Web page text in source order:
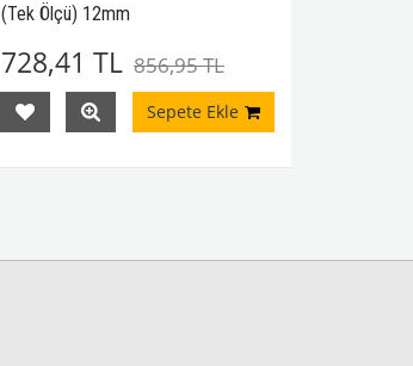
(Tek Ölçü) 12mm
728,41 TL 856,95 TL
Sepete Ekle